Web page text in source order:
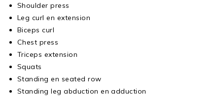
Shoulder press
Leg curl en extension
Biceps curl
Chest press
Triceps extension
Squats
Standing en seated row
Standing leg abduction en adduction